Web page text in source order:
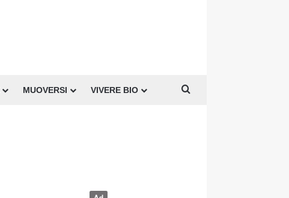
MUOVERSI VIVERE BIO